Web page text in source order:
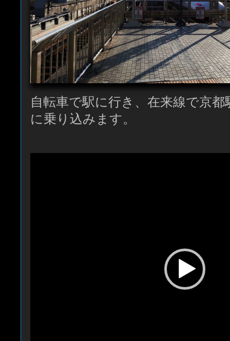
自転車で駅に行き、在来線で京
に乗り込みます。